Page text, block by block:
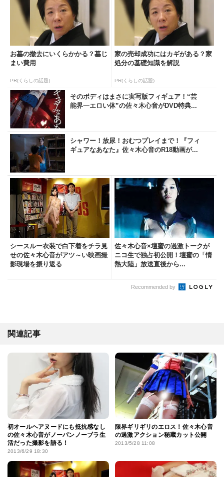
お墓の撤去にいくらかかる？墓じ
まい費用
PR(くらしの話題)
家の売却成功にはカギがある？家
処分の基礎知識を解説
PR(くらしの話題)
そのボディはまさに実写版フィギュア！“芸
能界一エロい体”の佐々木心音がDVD特典...
シャワー！放尿！おむつプレイまで！『フィ
ギュアなあなた』佐々木心音のR18動画が...
シースルー衣装で白下着をチラ見
せの佐々木心音がアツ～い映画撮
影現場を振り返る
佐々木心音×壇蜜の過激トークが
ニコ生で独占初公開！壇蜜の「情
熱大陸」放送直後から...
Recommended by
関連記事
初オールヘアヌードにも抵抗感なし
の佐々木心音がノーパンノーブラ生
活だった撮影を語る！
2013/6/29 18:30
限界ギリギリのエロス！佐々木心音
の過激アクション秘蔵カット公開
2013/5/28 11:08